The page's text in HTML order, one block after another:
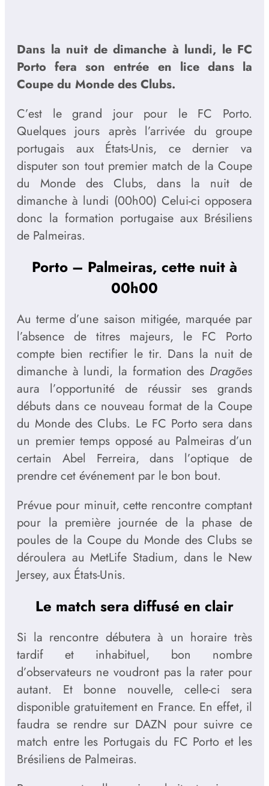
Dans la nuit de dimanche à lundi, le FC
Porto fera son entrée en lice dans la
Coupe du Monde des Clubs.
C’est le grand jour pour le FC Porto.
Quelques jours après l’arrivée du groupe
portugais aux États-Unis, ce dernier va
disputer son tout premier match de la Coupe
du Monde des Clubs, dans la nuit de
dimanche à lundi (00h00) Celui-ci opposera
donc la formation portugaise aux Brésiliens
de Palmeiras.
Porto – Palmeiras, cette nuit à
00h00
Au terme d’une saison mitigée, marquée par
l’absence de titres majeurs, le FC Porto
compte bien rectifier le tir. Dans la nuit de
dimanche à lundi, la formation des Dragões
aura l’opportunité de réussir ses grands
débuts dans ce nouveau format de la Coupe
du Monde des Clubs. Le FC Porto sera dans
un premier temps opposé au Palmeiras d’un
certain Abel Ferreira, dans l’optique de
prendre cet événement par le bon bout.
Prévue pour minuit, cette rencontre comptant
pour la première journée de la phase de
poules de la Coupe du Monde des Clubs se
déroulera au MetLife Stadium, dans le New
Jersey, aux États-Unis.
Le match sera diffusé en clair
Si la rencontre débutera à un horaire très
tardif et inhabituel, bon nombre
d’observateurs ne voudront pas la rater pour
autant. Et bonne nouvelle, celle-ci sera
disponible gratuitement en France. En effet, il
faudra se rendre sur DAZN pour suivre ce
match entre les Portugais du FC Porto et les
Brésiliens de Palmeiras.